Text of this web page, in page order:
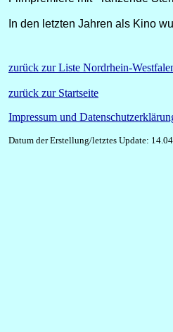
In den letzten Jahren als Kino
zurück zur Liste Nordrhein-
zurück zur Startseite
Impressum und
Datum der Erstellung/letztes Update: